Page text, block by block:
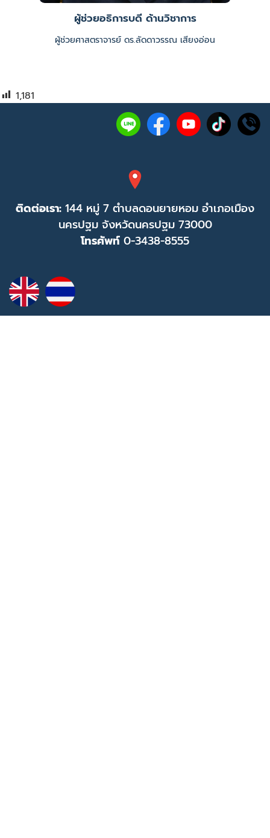
ผู้ช่วยอธิการบดี ด้านวิชาการ
ผู้ช่วยศาสตราจารย์ ดร.ลัดดาวรรณ เสียงอ่อน
1,181
ติดต่อเรา: 144 หมู่ 7 ตำบลดอนยายหอม อำเภอเมือง
นครปฐม จังหวัดนครปฐม 73000
โทรศัพท์ 0-3438-8555